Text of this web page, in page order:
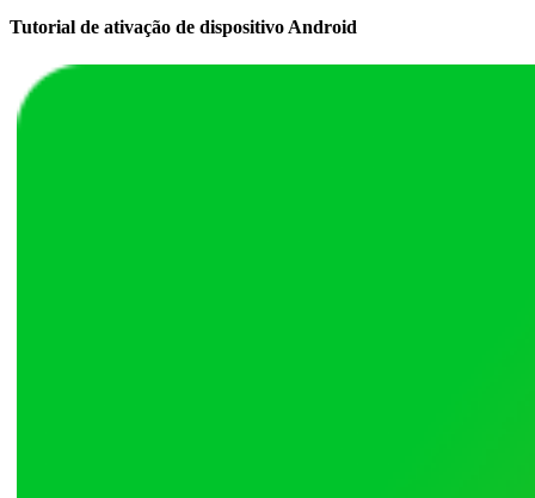
Tutorial de ativação de dispositivo Android